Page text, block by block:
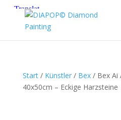
Start/ Künstler/ Bex/ Bex Ai
40x50cm – Eckige Harzsteine